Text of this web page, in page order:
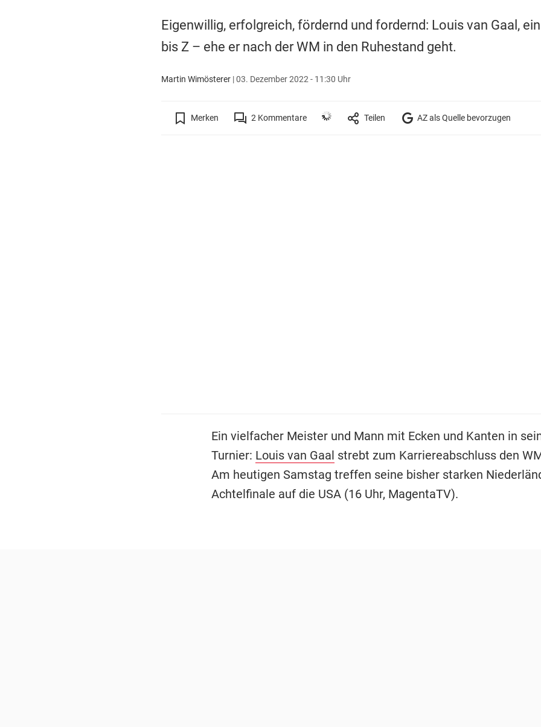
Eigenwillig, erfolgreich, fördernd und fordernd: Louis van Gaal,
bis Z – ehe er nach der WM in den Ruhestand geht.
Martin Wimösterer|03. Dezember 2022 - 11:30 Uhr
Merken 2 Kommentare Teilen AZ als Quelle bevorzugen
Ein vielfacher Meister und Mann mit Ecken und Kanten in
Turnier: Louis van Gaal strebt zum Karriereabschluss den
Am heutigen Samstag treffen seine bisher starken
Achtelfinale auf die USA (16 Uhr, MagentaTV).